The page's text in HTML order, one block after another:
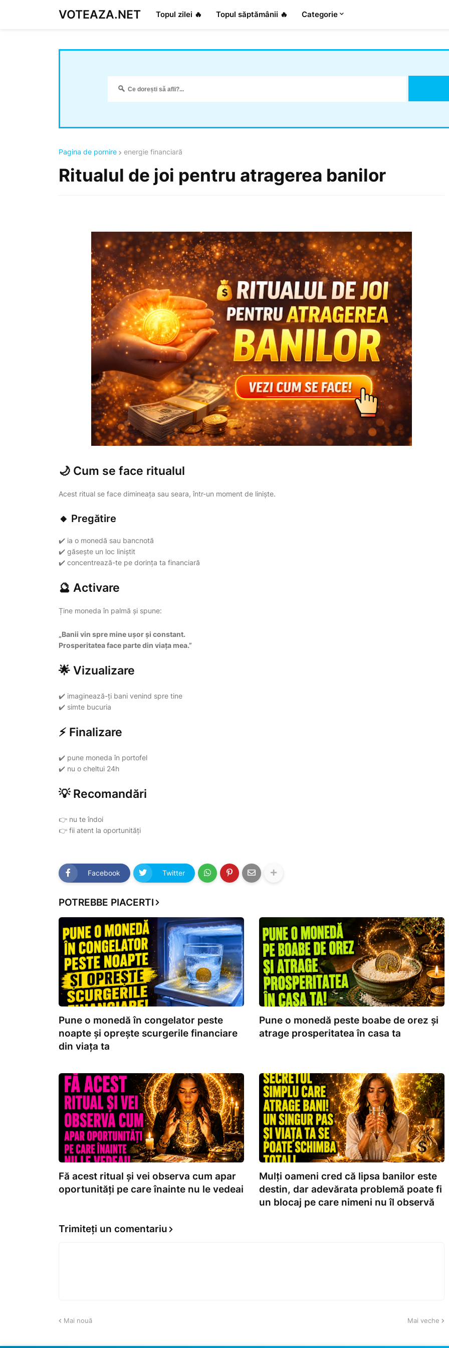
VOTEAZA.NET Topul zilei 🔥 Topul săptămânii 🔥 Categorie
Pagina de pornire energie financiară
Ritualul de joi pentru atragerea banilor
🌙 Cum se face ritualul
Acest ritual se face dimineața sau seara, într-un moment de liniște.
🔸 Pregătire
✔️ ia o monedă sau bancnotă
✔️ găsește un loc liniștit
✔️ concentrează-te pe dorința ta financiară
🔮 Activare
Ține moneda în palmă și spune:
„Banii vin spre mine ușor și constant.
Prosperitatea face parte din viața mea.”
🌟 Vizualizare
✔️ imaginează-ți bani venind spre tine
✔️ simte bucuria
⚡ Finalizare
✔️ pune moneda în portofel
✔️ nu o cheltui 24h
💡 Recomandări
👉 nu te îndoi
👉 fii atent la oportunități
Facebook Twitter
POTREBBE PIACERTI
Pune o monedă în congelator peste
noapte și oprește scurgerile financiare
din viața ta
Pune o monedă peste boabe de orez și
atrage prosperitatea în casa ta
Fă acest ritual și vei observa cum apar
oportunități pe care înainte nu le vedeai
Mulți oameni cred că lipsa banilor este
destin, dar adevărata problemă poate fi
un blocaj pe care nimeni nu îl observă
Trimiteți un comentariu
Mai nouă Mai veche